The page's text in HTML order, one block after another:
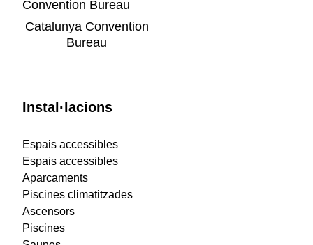
Catalunya Convention
Bureau
Instal·lacions
Espais accessibles
Espais accessibles
Aparcaments
Piscines climatitzades
Ascensors
Piscines